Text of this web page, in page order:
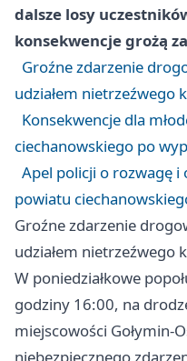
dalsze losy
konsekwencje grożą
Groźne zdarzenie
udziałem nietrzeźwego
Konsekwencje dla
ciechanowskiego po
Apel policji o rozwagę
powiatu
Groźne zdarzenie
udziałem nietrzeźwego
W poniedziałkowe
godziny 16:00, na
miejscowości Gołymin-